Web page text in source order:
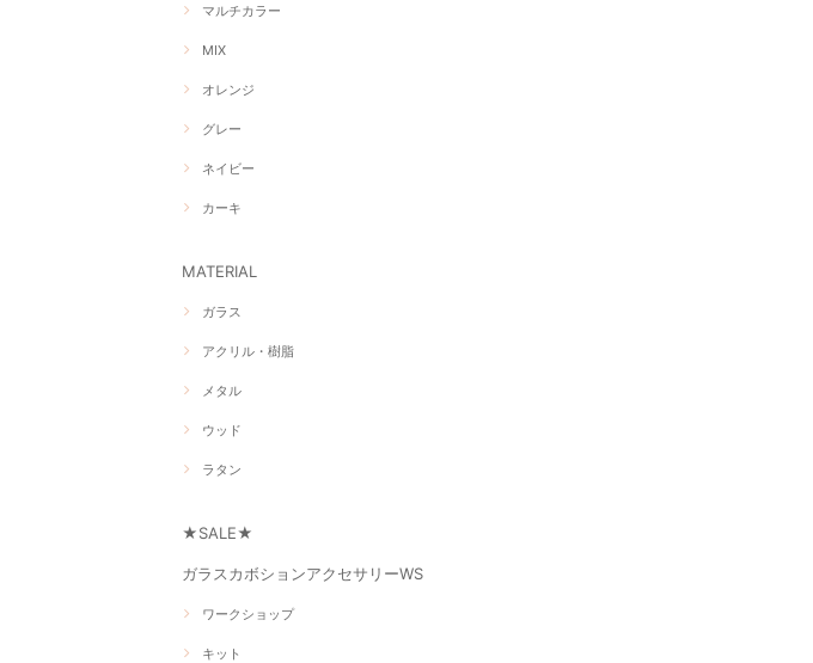
マルチカラー
MIX
オレンジ
グレー
ネイビー
カーキ
MATERIAL
ガラス
アクリル・樹脂
メタル
ウッド
ラタン
★SALE★
ガラスカボションアクセサリーWS
ワークショップ
キット